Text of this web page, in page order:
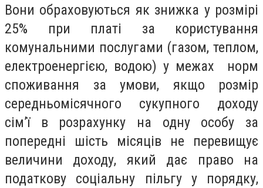
Вони обраховуються як знижка у розмірі
25% при платі за користування
комунальними послугами (газом, теплом,
електроенергією, водою) у межах норм
споживання за умови, якщо розмір
середньомісячного сукупного доходу
сім’ї в розрахунку на одну особу за
попередні шість місяців не перевищує
величини доходу, який дає право на
податкову соціальну пільгу у порядку,